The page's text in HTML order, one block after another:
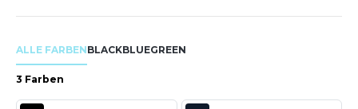
HIVIZ
ALLE FARBENBLACKBLUEGREEN
3 Farben